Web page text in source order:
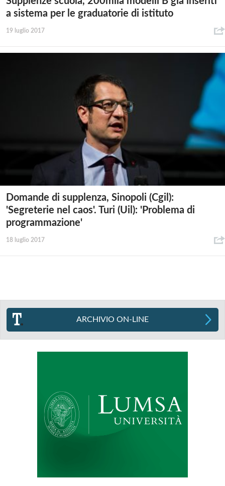
a sistema per le graduatorie di istituto
19 luglio 2017
Domande di supplenza, Sinopoli (Cgil):
'Segreterie nel caos'. Turi (Uil): 'Problema di
programmazione'
18 luglio 2017
ARCHIVIO ON-LINE